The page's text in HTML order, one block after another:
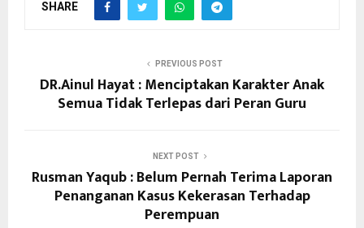
SHARE
PREVIOUS POST
DR.Ainul Hayat : Menciptakan Karakter Anak
Semua Tidak Terlepas dari Peran Guru
NEXT POST
Rusman Yaqub : Belum Pernah Terima Laporan
Penanganan Kasus Kekerasan Terhadap
Perempuan